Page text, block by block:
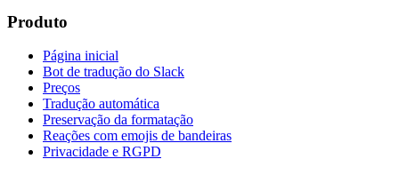
Produto
Página inicial
Bot de tradução do Slack
Preços
Tradução automática
Preservação da formatação
Reações com emojis de bandeiras
Privacidade e RGPD